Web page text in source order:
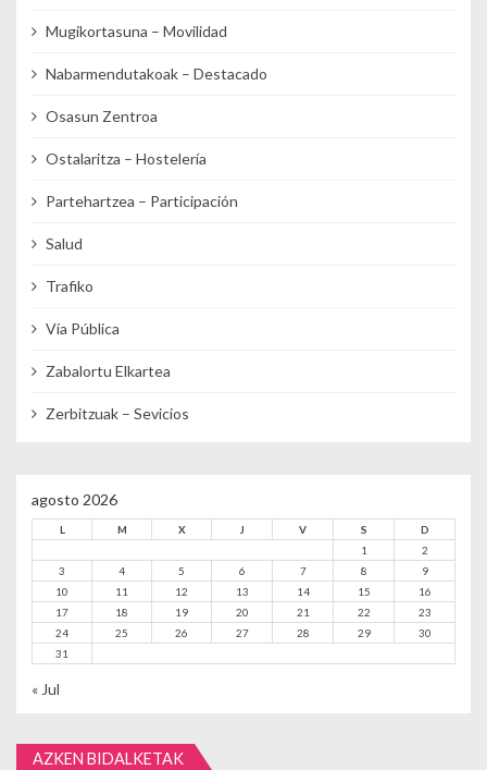
Mugikortasuna – Movilidad
Nabarmendutakoak – Destacado
Osasun Zentroa
Ostalaritza – Hostelería
Partehartzea – Participación
Salud
Trafiko
Vía Pública
Zabalortu Elkartea
Zerbitzuak – Sevicios
agosto 2026
L M X J V S
D
1
2
3
4 5 6 7 8
9
10
11 12 13 14 15
16
17
18 19 20 21 22
23
24
25 26 27 28 29
30
31
« Jul
AZKEN BIDALKETAK